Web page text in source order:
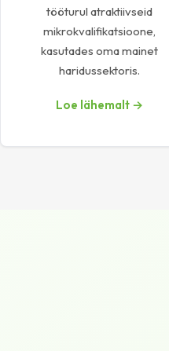
tööturul atraktiivseid
mikrokvalifikatsioone,
kasutades oma mainet
haridussektoris.
Loe lähemalt →